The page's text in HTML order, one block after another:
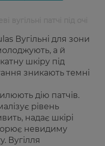
Вугільні для зони
а й
шкіру під
зникають темні
дію патчів.
рівень
надає шкірі
невидиму
Вугілля